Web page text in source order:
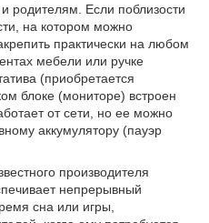
родителям. Если поблизости
на котором можно
практически на любом
мебели или ручке
(приобретается
блоке (мониторе) встроен
от сети, но ее можно
аккумулятору (пауэр
производителя
непрерывный
сна или игры,